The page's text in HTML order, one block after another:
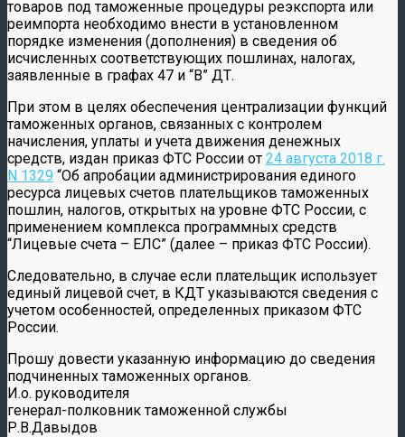
товаров под таможенные процедуры реэкспорта или
реимпорта необходимо внести в установленном
порядке изменения (дополнения) в сведения об
исчисленных соответствующих пошлинах, налогах,
заявленные в графах 47 и “В” ДТ.
При этом в целях обеспечения централизации функций
таможенных органов, связанных с контролем
начисления, уплаты и учета движения денежных
средств, издан приказ ФТС России от 24 августа 2018 г.
N 1329 “Об апробации администрирования единого
ресурса лицевых счетов плательщиков таможенных
пошлин, налогов, открытых на уровне ФТС России, с
применением комплекса программных средств
“Лицевые счета – ЕЛС” (далее – приказ ФТС России).
Следовательно, в случае если плательщик использует
единый лицевой счет, в КДТ указываются сведения с
учетом особенностей, определенных приказом ФТС
России.
Прошу довести указанную информацию до сведения
подчиненных таможенных органов.
И.о. руководителя
генерал-полковник таможенной службы
Р.В.Давыдов